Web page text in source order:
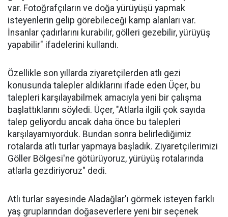
var. Fotoğrafçıların ve doğa yürüyüşü yapmak
isteyenlerin gelip görebileceği kamp alanları var.
İnsanlar çadırlarını kurabilir, gölleri gezebilir, yürüyüş
yapabilir" ifadelerini kullandı.
Özellikle son yıllarda ziyaretçilerden atlı gezi
konusunda talepler aldıklarını ifade eden Üçer, bu
talepleri karşılayabilmek amacıyla yeni bir çalışma
başlattıklarını söyledi. Üçer, "Atlarla ilgili çok sayıda
talep geliyordu ancak daha önce bu talepleri
karşılayamıyorduk. Bundan sonra belirlediğimiz
rotalarda atlı turlar yapmaya başladık. Ziyaretçilerimizi
Göller Bölgesi'ne götürüyoruz, yürüyüş rotalarında
atlarla gezdiriyoruz" dedi.
Atlı turlar sayesinde Aladağlar'ı görmek isteyen farklı
yaş gruplarından doğaseverlere yeni bir seçenek